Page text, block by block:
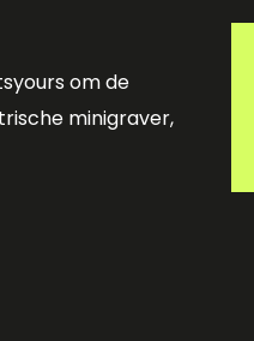
om de
minigraver,